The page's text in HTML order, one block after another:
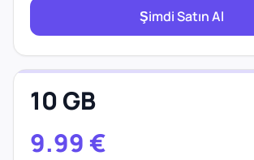
Şimdi Satın Al
10 GB
9.99 €